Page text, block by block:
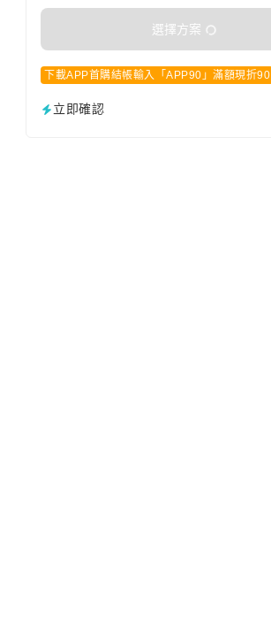
選擇方案
下載APP首購結帳輸入「APP90」滿額現折90
立即確認